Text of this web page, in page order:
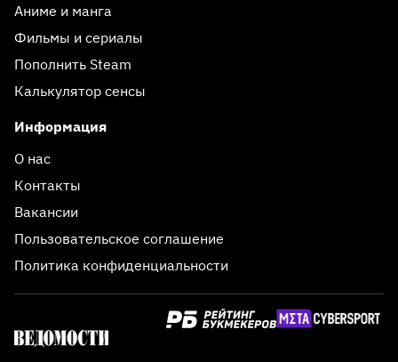
Аниме и манга
Фильмы и сериалы
Пополнить Steam
Калькулятор сенсы
Информация
О нас
Контакты
Вакансии
Пользовательское соглашение
Политика конфиденциальности